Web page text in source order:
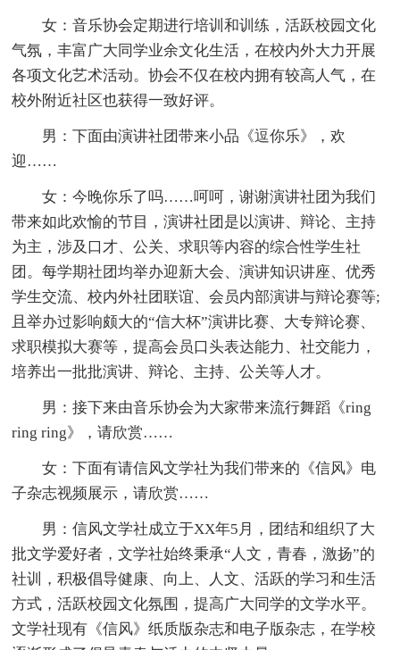
女：音乐协会定期进行培训和训练，活跃校园文化
气氛，丰富广大同学业余文化生活，在校内外大力开展
各项文化艺术活动。协会不仅在校内拥有较高人气，在
校外附近社区也获得一致好评。
男：下面由演讲社团带来小品《逗你乐》，欢
迎……
女：今晚你乐了吗……呵呵，谢谢演讲社团为我们
带来如此欢愉的节目，演讲社团是以演讲、辩论、主持
为主，涉及口才、公关、求职等内容的综合性学生社
团。每学期社团均举办迎新大会、演讲知识讲座、优秀
学生交流、校内外社团联谊、会员内部演讲与辩论赛等;
且举办过影响颇大的“信大杯”演讲比赛、大专辩论赛、
求职模拟大赛等，提高会员口头表达能力、社交能力，
培养出一批批演讲、辩论、主持、公关等人才。
男：接下来由音乐协会为大家带来流行舞蹈《ring
ring ring》，请欣赏……
女：下面有请信风文学社为我们带来的《信风》电
子杂志视频展示，请欣赏……
男：信风文学社成立于XX年5月，团结和组织了大
批文学爱好者，文学社始终秉承“人文，青春，激扬”的
社训，积极倡导健康、向上、人文、活跃的学习和生活
方式，活跃校园文化氛围，提高广大同学的文学水平。
文学社现有《信风》纸质版杂志和电子版杂志，在学校